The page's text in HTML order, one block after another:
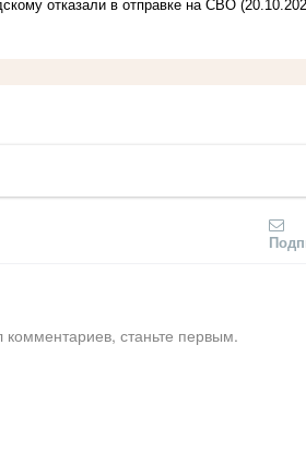
отказали в отправке на СВО
станьте первым.